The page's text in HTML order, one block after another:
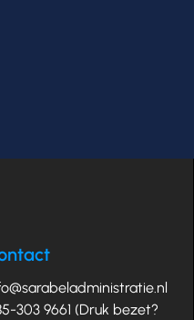
303 9661 (Druk bezet?